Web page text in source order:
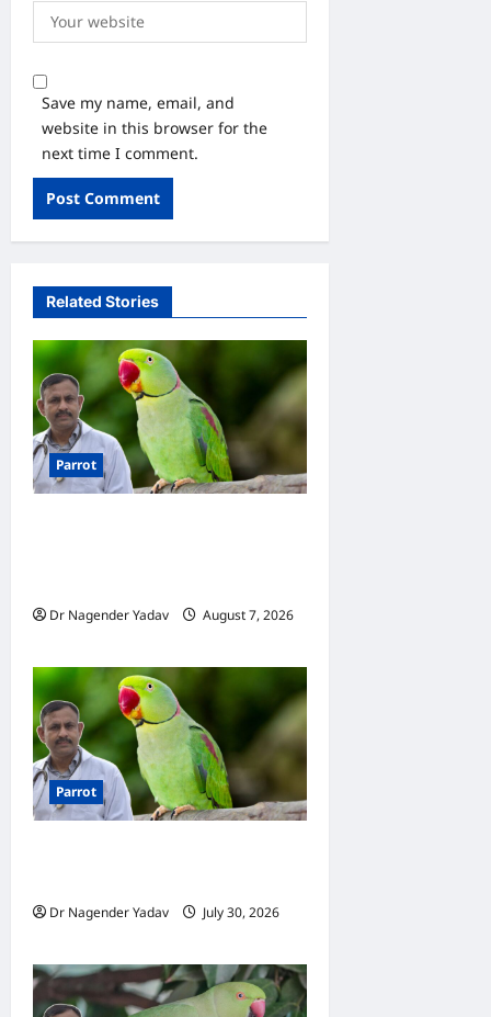
Save my name, email, and
website in this browser for the
next time I comment.
Related Stories
Parrot
Dr Nagender Yadav
August 7, 2026
Parrot
Dr Nagender Yadav
July 30, 2026